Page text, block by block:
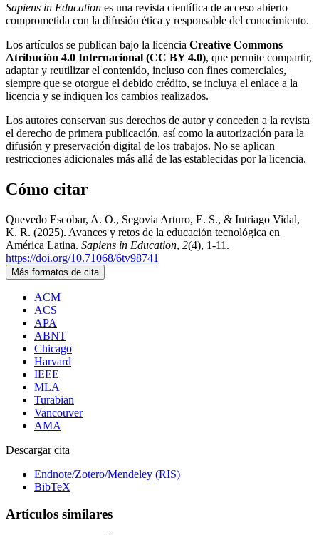
Sapiens in Education es una revista científica de acceso abierto
comprometida con la difusión ética y responsable del conocimiento.
Los artículos se publican bajo la licencia Creative Commons
Atribución 4.0 Internacional (CC BY 4.0), que permite compartir,
adaptar y reutilizar el contenido, incluso con fines comerciales,
siempre que se otorgue el debido crédito, se incluya el enlace a la
licencia y se indiquen los cambios realizados.
Los autores conservan sus derechos de autor y conceden a la revista
el derecho de primera publicación, así como la autorización para la
difusión y preservación digital de los trabajos. No se aplican
restricciones adicionales más allá de las establecidas por la licencia.
Cómo citar
Quevedo Escobar, A. O., Segovia Arturo, E. S., & Intriago Vidal,
K. R. (2025). Avances y retos de la educación tecnológica en
América Latina. Sapiens in Education, 2(4), 1-11.
https://doi.org/10.71068/6tv98741
Más formatos de cita
ACM
ACS
APA
ABNT
Chicago
Harvard
IEEE
MLA
Turabian
Vancouver
AMA
Descargar cita
Endnote/Zotero/Mendeley (RIS)
BibTeX
Artículos similares